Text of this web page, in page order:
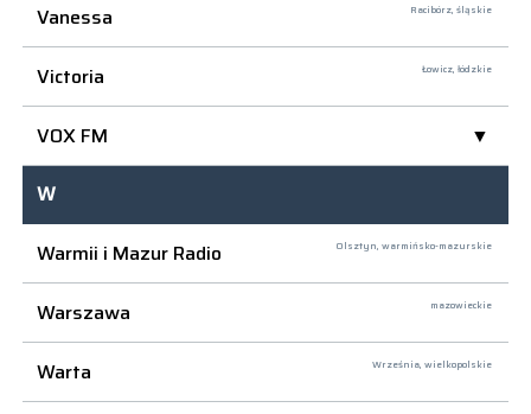
Vanessa
Racibórz, śląskie
Victoria Łowicz, łódzkie
VOX FM
W
Warmii i Mazur Radio
Olsztyn, warmińsko-mazurskie
Warszawa mazowieckie
Warta Września, wielkopolskie